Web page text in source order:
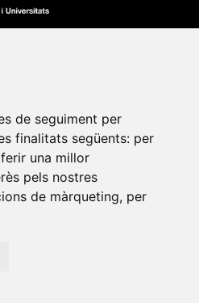
de seguiment per
finalitats següents: per
una millor
pels nostres
de màrqueting, per
Universitat CEU Cardenal
Lleida
Vic - Universitat Central de